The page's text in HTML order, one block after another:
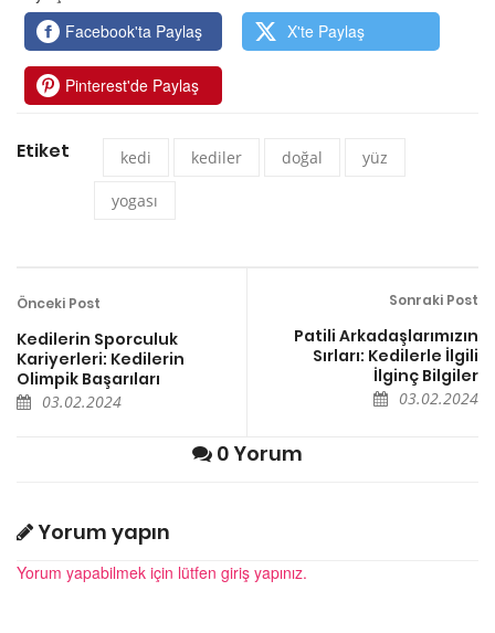
Facebook'ta Paylaş
X'te Paylaş
Pinterest'de Paylaş
Etiket kedi kediler doğal yüz
yogası
Önceki Post
Kedilerin Sporculuk
Kariyerleri: Kedilerin
Olimpik Başarıları
03.02.2024
Sonraki Post
Patili Arkadaşlarımızın
Sırları: Kedilerle İlgili
İlginç Bilgiler
03.02.2024
0 Yorum
Yorum yapın
Yorum yapabilmek için lütfen giriş yapınız.